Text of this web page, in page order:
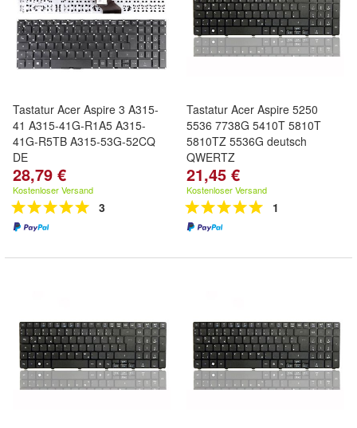
Tastatur Acer Aspire 3 A315-
41 A315-41G-R1A5 A315-
41G-R5TB A315-53G-52CQ
DE
28,79 €
Kostenloser Versand
3
Tastatur Acer Aspire 5250
5536 7738G 5410T 5810T
5810TZ 5536G deutsch
QWERTZ
21,45 €
Kostenloser Versand
1